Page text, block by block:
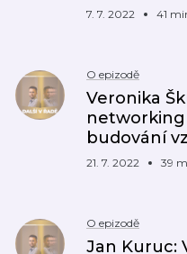
7. 7. 2022 41
O epizodě
Veronika
budování
21. 7. 2022 39
O epizodě
Jan Kuruc: